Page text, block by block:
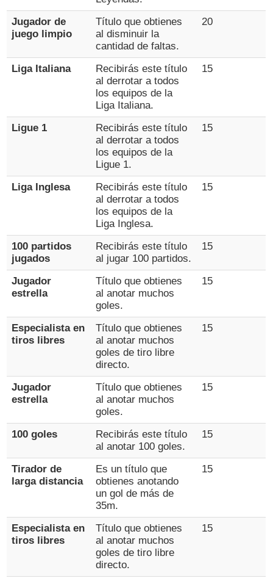
Jugador de
juego limpio
Título que obtienes
al disminuir la
cantidad de faltas.
20
Liga Italiana
Recibirás este título
al derrotar a todos
los equipos de la
Liga Italiana.
15
Ligue 1
Recibirás este título
al derrotar a todos
los equipos de la
Ligue 1.
15
Liga Inglesa
Recibirás este título
al derrotar a todos
los equipos de la
Liga Inglesa.
15
100 partidos
jugados
Recibirás este título
al jugar 100 partidos.
15
Jugador
estrella
Título que obtienes
al anotar muchos
goles.
15
Especialista en
tiros libres
Título que obtienes
al anotar muchos
goles de tiro libre
directo.
15
Jugador
estrella
Título que obtienes
al anotar muchos
goles.
15
100 goles
Recibirás este título
al anotar 100 goles.
15
Tirador de
larga distancia
Es un título que
obtienes anotando
un gol de más de
35m.
15
Especialista en
tiros libres
Título que obtienes
al anotar muchos
goles de tiro libre
directo.
15